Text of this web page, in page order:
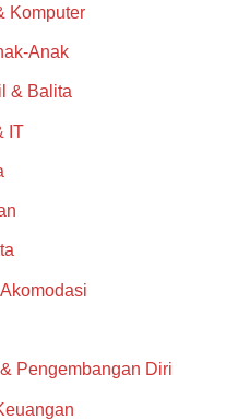
Komputer
Anak
& Balita
IT
Pengembangan Diri